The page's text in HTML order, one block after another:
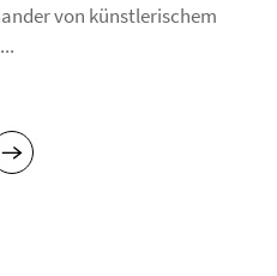
von künstlerischem